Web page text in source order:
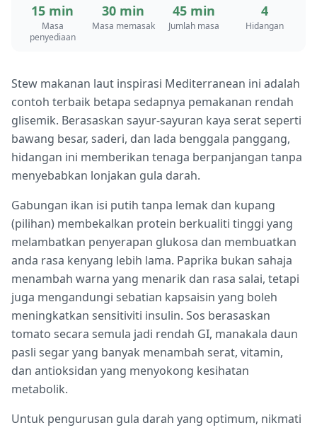
15 min
Masa
penyediaan
30 min
Masa memasak
45 min
Jumlah masa
4
Hidangan
Stew makanan laut inspirasi Mediterranean ini adalah
contoh terbaik betapa sedapnya pemakanan rendah
glisemik. Berasaskan sayur-sayuran kaya serat seperti
bawang besar, saderi, dan lada benggala panggang,
hidangan ini memberikan tenaga berpanjangan tanpa
menyebabkan lonjakan gula darah.
Gabungan ikan isi putih tanpa lemak dan kupang
(pilihan) membekalkan protein berkualiti tinggi yang
melambatkan penyerapan glukosa dan membuatkan
anda rasa kenyang lebih lama. Paprika bukan sahaja
menambah warna yang menarik dan rasa salai, tetapi
juga mengandungi sebatian kapsaisin yang boleh
meningkatkan sensitiviti insulin. Sos berasaskan
tomato secara semula jadi rendah GI, manakala daun
pasli segar yang banyak menambah serat, vitamin,
dan antioksidan yang menyokong kesihatan
metabolik.
Untuk pengurusan gula darah yang optimum, nikmati